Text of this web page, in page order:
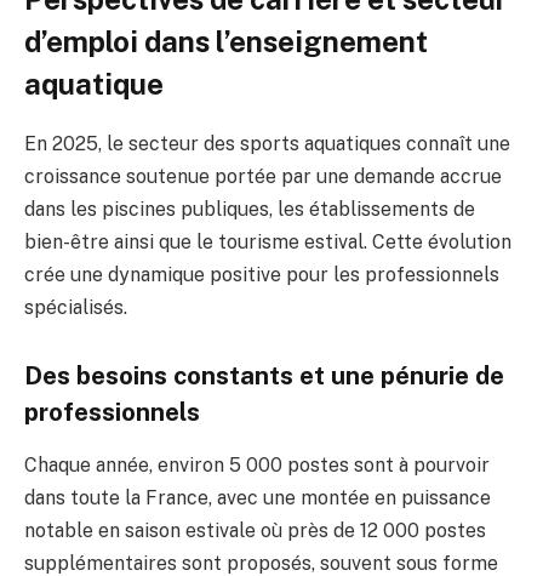
d’emploi dans l’enseignement
aquatique
En 2025, le secteur des sports aquatiques connaît une
croissance soutenue portée par une demande accrue
dans les piscines publiques, les établissements de
bien-être ainsi que le tourisme estival. Cette évolution
crée une dynamique positive pour les professionnels
spécialisés.
Des besoins constants et une pénurie de
professionnels
Chaque année, environ 5 000 postes sont à pourvoir
dans toute la France, avec une montée en puissance
notable en saison estivale où près de 12 000 postes
supplémentaires sont proposés, souvent sous forme